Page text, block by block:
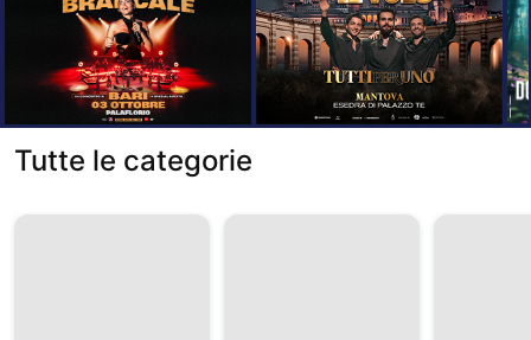
Tutte le categorie